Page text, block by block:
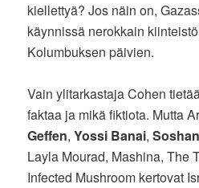
kiellettyä? Jos näin on,
käynnissä nerokkain
Kolumbuksen päivien.
Vain ylitarkastaja Cohen
faktaa ja mikä fiktiota. Mutta
Geffen,Yossi Banai,
Layla Mourad, Mashina, The
Infected Mushroom kertovat